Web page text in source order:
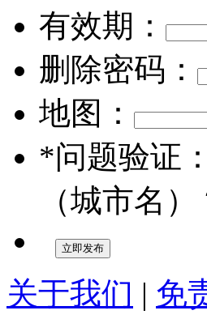
有效期：
删除密码：
地图：
*问题验证：
（城市名）
关于我们 | 免